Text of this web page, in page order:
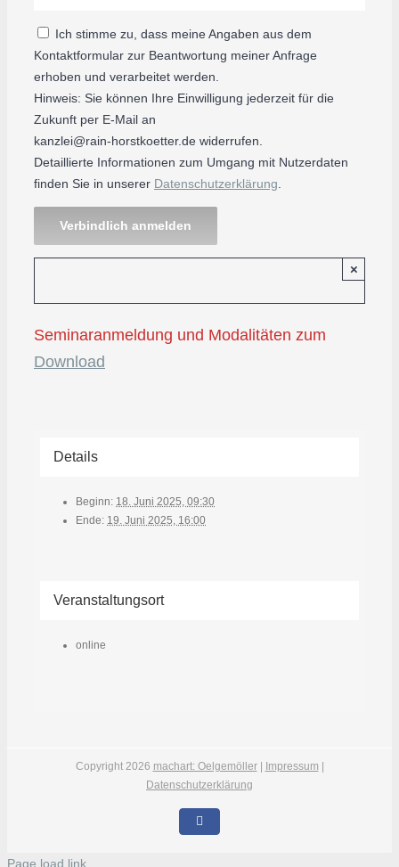
Ich stimme zu, dass meine Angaben aus dem
Kontaktformular zur Beantwortung meiner Anfrage
erhoben und verarbeitet werden.
Hinweis: Sie können Ihre Einwilligung jederzeit für die
Zukunft per E-Mail an
kanzlei@rain-horstkoetter.de widerrufen.
Detaillierte Informationen zum Umgang mit Nutzerdaten
finden Sie in unserer Datenschutzerklärung
×
Seminaranmeldung und Modalitäten zum
Download
Details
Beginn: 18. Juni 2025, 09:30
Ende: 19. Juni 2025, 16:00
Veranstaltungsort
online
Copyright 2026 machart: Oelgemöller| Impressum
Datenschutzerklärung
Facebook
Page load link